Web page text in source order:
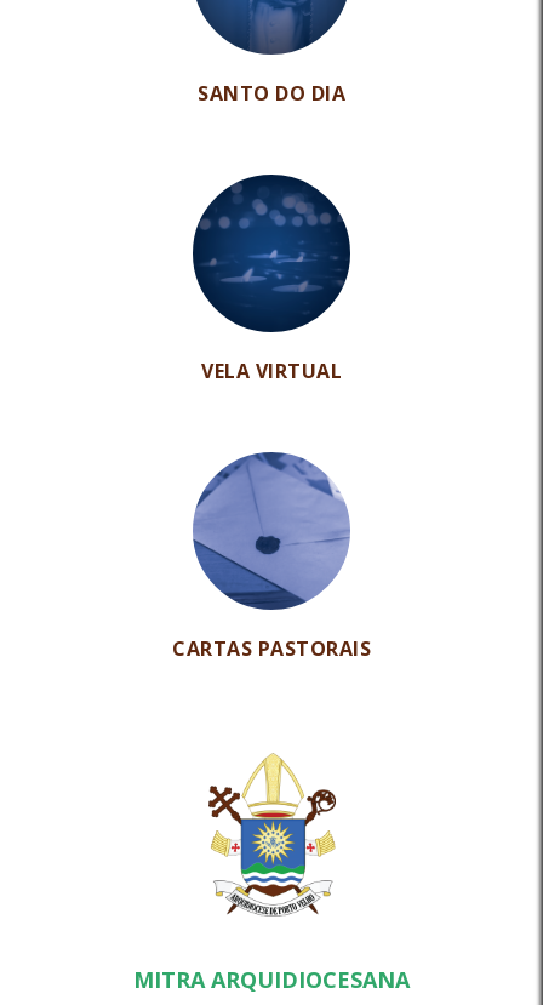
SANTO DO DIA
VELA VIRTUAL
CARTAS PASTORAIS
MITRA ARQUIDIOCESANA